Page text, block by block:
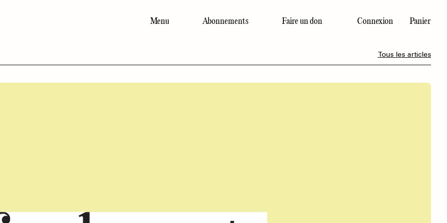
Menu Abonnements Faire un don Connexion Panier
Tous les articles